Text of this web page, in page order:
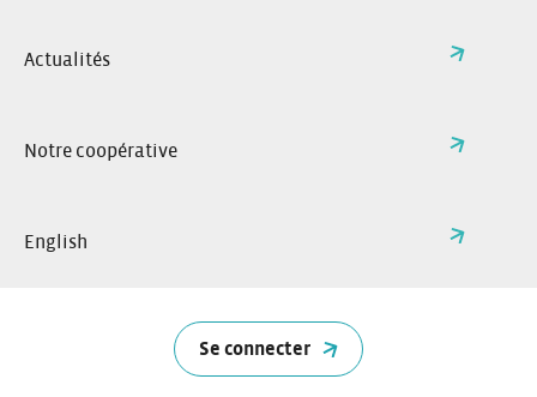
Actualités
Notre coopérative
English
Se connecter
7 places ou un très grand coffre selon